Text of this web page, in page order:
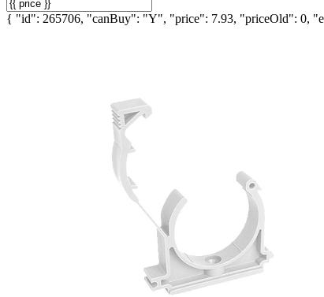
{ "id": 265706, "canBuy": "Y", "price": 7.93, "priceOld": 0,